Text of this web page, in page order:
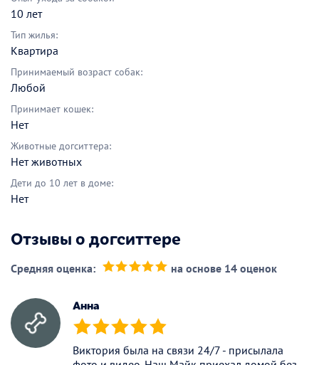
10 лет
Тип жилья:
Квартира
Принимаемый возраст собак:
Любой
Принимает кошек:
Нет
Животные догситтера:
Нет животных
Дети до 10 лет в доме:
Нет
Отзывы о догситтере
Средняя оценка: на основе 14 оценок
Анна
(*) (*) (*) (*) (*)
Виктория была на связи 24/7 - присылала